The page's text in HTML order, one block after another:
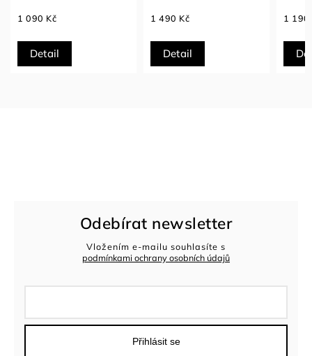
1 090 Kč
Detail
1 490 Kč
Detail
1 190
Odebírat newsletter
Vložením e-mailu souhlasíte s
podmínkami ochrany osobních údajů
Přihlásit se